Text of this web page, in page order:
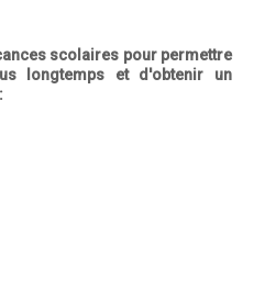
scolaires pour permettre
longtemps et d'obtenir un